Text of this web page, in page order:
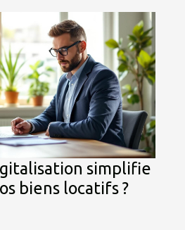
simplifie
biens locatifs ?